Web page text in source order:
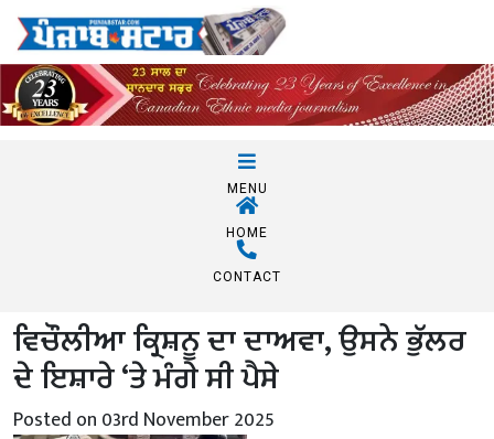
MENU
HOME
CONTACT
ਵਿਚੌਲੀਆ ਕ੍ਰਿਸ਼ਨੂ ਦਾ ਦਾਅਵਾ, ਉਸਨੇ ਭੁੱਲਰ
ਦੇ ਇਸ਼ਾਰੇ ‘ਤੇ ਮੰਗੇ ਸੀ ਪੈਸੇ
Posted on 03rd November 2025